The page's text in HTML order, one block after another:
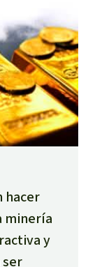
hacer
minería
y
ser